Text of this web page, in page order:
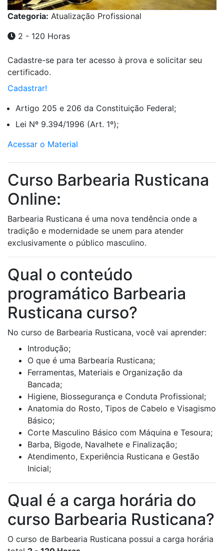
Categoria: Atualização Profissional
2 - 120 Horas
Cadastre-se para ter acesso à prova e solicitar seu
certificado.
Cadastrar!
Artigo 205 e 206 da Constituição Federal;
Lei Nº 9.394/1996 (Art. 1º);
Acessar o Material
Curso Barbearia Rusticana
Online:
Barbearia Rusticana é uma nova tendência onde a
tradição e modernidade se unem para atender
exclusivamente o público masculino.
Qual o conteúdo
programático Barbearia
Rusticana curso?
No curso de Barbearia Rusticana, você vai aprender:
Introdução;
O que é uma Barbearia Rusticana;
Ferramentas, Materiais e Organização da
Bancada;
Higiene, Biossegurança e Conduta Profissional;
Anatomia do Rosto, Tipos de Cabelo e Visagismo
Básico;
Corte Masculino Básico com Máquina e Tesoura;
Barba, Bigode, Navalhete e Finalização;
Atendimento, Experiência Rusticana e Gestão
Inicial;
Qual é a carga horária do
curso Barbearia Rusticana?
O curso de Barbearia Rusticana possui a carga horária